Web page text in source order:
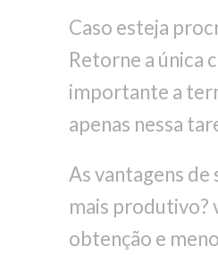
Caso esteja
Retorne a única
importante a
apenas nessa
As vantagens
mais produtivo?
obtenção e